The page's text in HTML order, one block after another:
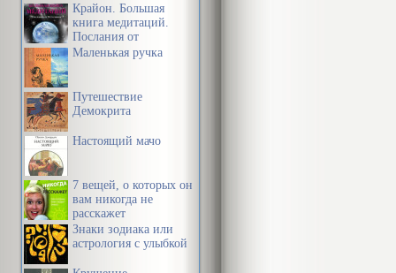
Крайон. Большая
книга медитаций.
Послания от
Источника
Маленькая ручка
Путешествие
Демокрита
Настоящий мачо
7 вещей, о которых он
вам никогда не
расскажет
Знаки зодиака или
астрология с улыбкой